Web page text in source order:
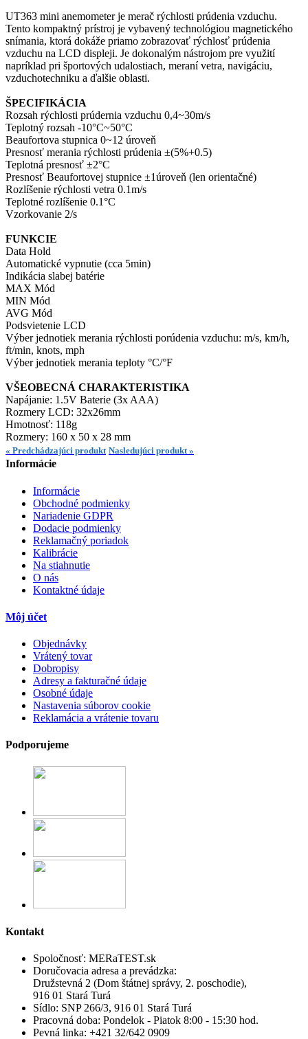
UT363 mini anemometer je merač rýchlosti prúdenia vzduchu.
Tento kompaktný prístroj je vybavený technológiou magnetického
snímania, ktorá dokáže priamo zobrazovať rýchlosť prúdenia
vzduchu na LCD displeji. Je dokonalým nástrojom pre využití
napríklad pri športových udalostiach, meraní vetra, navigáciu,
vzduchotechniku a ďalšie oblasti.
ŠPECIFIKÁCIA
Rozsah rýchlosti prúdernia vzduchu 0,4~30m/s
Teplotný rozsah -10°C~50°C
Beaufortova stupnica 0~12 úroveň
Presnosť merania rýchlosti prúdenia ±(5%+0.5)
Teplotná presnosť ±2°C
Presnosť Beaufortovej stupnice ±1úroveň (len orientačné)
Rozlíšenie rýchlosti vetra 0.1m/s
Teplotné rozlíšenie 0.1°C
Vzorkovanie 2/s
FUNKCIE
Data Hold
Automatické vypnutie (cca 5min)
Indikácia slabej batérie
MAX Mód
MIN Mód
AVG Mód
Podsvietenie LCD
Výber jednotiek merania rýchlosti porúdenia vzduchu: m/s, km/h,
ft/min, knots, mph
Výber jednotiek merania teploty °C/°F
VŠEOBECNÁ CHARAKTERISTIKA
Napájanie: 1.5V Baterie (3x AAA)
Rozmery LCD: 32x26mm
Hmotnosť: 118g
Rozmery: 160 x 50 x 28 mm
« Predchádzajúci produkt Nasledujúci produkt »
Informácie
Informácie
Obchodné podmienky
Nariadenie GDPR
Dodacie podmienky
Reklamačný poriadok
Kalibrácie
Na stiahnutie
O nás
Kontaktné údaje
Môj účet
Objednávky
Vrátený tovar
Dobropisy
Adresy a fakturačné údaje
Osobné údaje
Nastavenia súborov cookie
Reklamácia a vrátenie tovaru
Podporujeme
Kontakt
Spoločnosť: MERaTEST.sk
Doručovacia adresa a prevádzka:
Družstevná 2 (Dom štátnej správy, 2. poschodie),
916 01 Stará Turá
Sídlo: SNP 266/3, 916 01 Stará Turá
Pracovná doba: Pondelok - Piatok 8:00 - 15:30 hod.
Pevná linka: +421 32/642 0909